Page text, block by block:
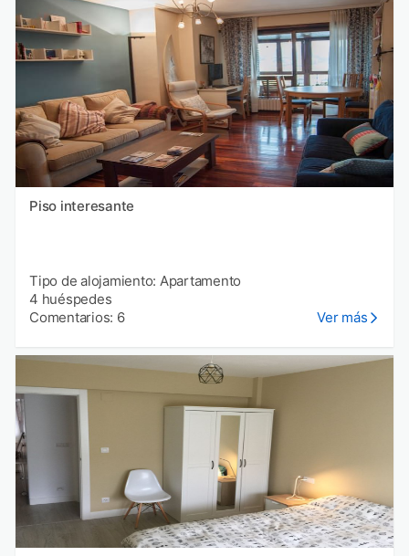
Piso interesante
Tipo de alojamiento: Apartamento
4 huéspedes
Comentarios: 6
Ver más